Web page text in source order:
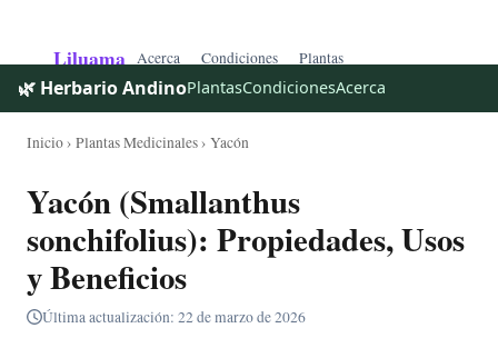
Liluama Acerca Condiciones Plantas
🌿 Herbario AndinoPlantasCondicionesAcerca
Inicio› Plantas Medicinales› Yacón
Yacón (Smallanthus
sonchifolius): Propiedades, Usos
y Beneficios
Última actualización: 22 de marzo de 2026